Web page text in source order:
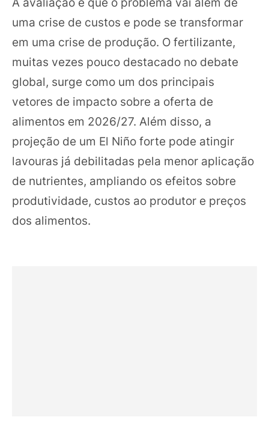
uma crise de custos e pode se transformar
em uma crise de produção. O fertilizante,
muitas vezes pouco destacado no debate
global, surge como um dos principais
vetores de impacto sobre a oferta de
alimentos em 2026/27. Além disso, a
projeção de um El Niño forte pode atingir
lavouras já debilitadas pela menor aplicação
de nutrientes, ampliando os efeitos sobre
produtividade, custos ao produtor e preços
dos alimentos.